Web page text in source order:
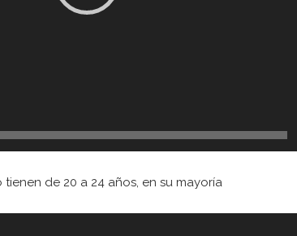
de 20 a 24 años, en su mayoría